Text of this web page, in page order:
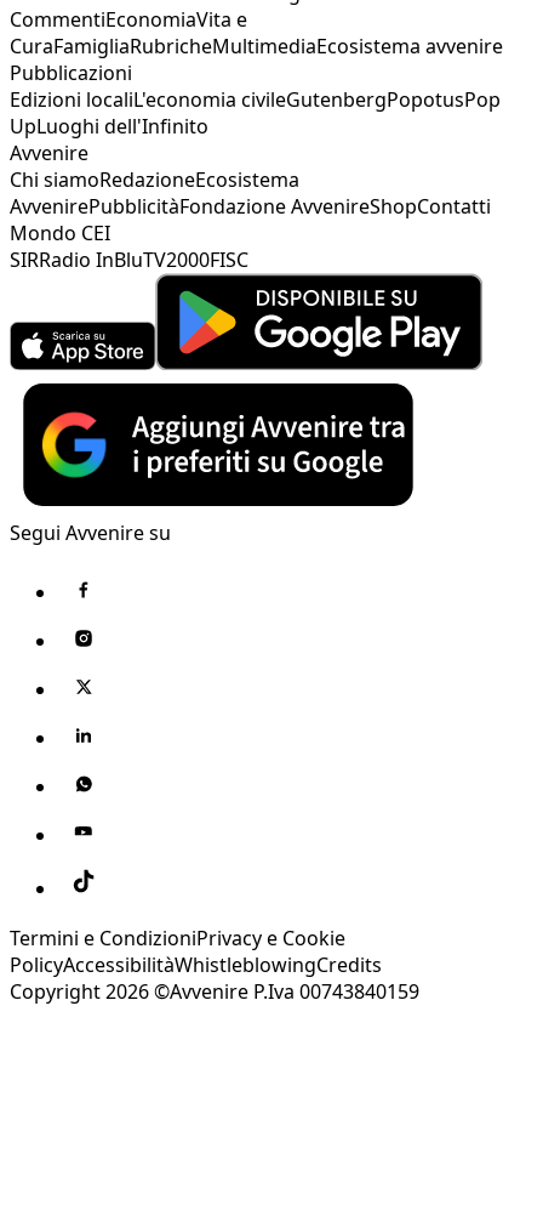
CommentiEconomiaVita e
CuraFamigliaRubricheMultimediaEcosistema avvenire
Pubblicazioni
Edizioni localiL'economia civileGutenbergPopotusPop
UpLuoghi dell'Infinito
Avvenire
Chi siamoRedazioneEcosistema
AvvenirePubblicitàFondazione AvvenireShopContatti
Mondo CEI
SIRRadio InBluTV2000FISC
Segui Avvenire su
Termini e CondizioniPrivacy e Cookie
PolicyAccessibilitàWhistleblowingCredits
Copyright 2026 ©Avvenire P.Iva 00743840159